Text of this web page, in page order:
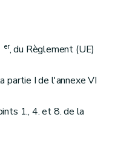
er, du Règlement (UE)
partie I de l'annexe VI
1., 4. et 8. de la